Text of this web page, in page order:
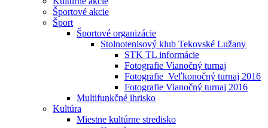
Športové akcie
Šport
Športové organizácie
Stolnotenisový klub Tekovské Lužany
STK TL informácie
Fotografie Vianočný turnaj
Fotografie_Veľkonočný turnaj 2016
Fotografie Vianočný turnaj 2016
Multifunkčné ihrisko
Kultúra
Miestne kultúrne stredisko